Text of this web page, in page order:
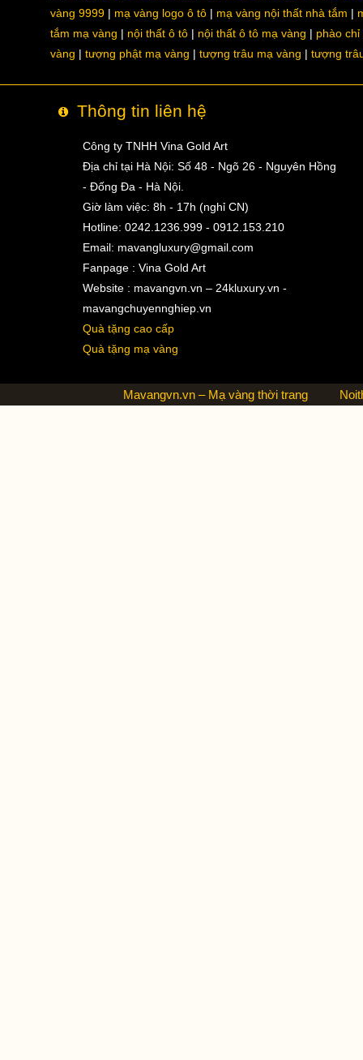
vàng 9999
mạ vàng logo ô tô mạ vàng nội thất nhà tắm
tắm mạ vàng
nội thất ô tô nội thất ô tô mạ vàng
phào chỉ
vàng
tượng phật mạ vàng tượng trâu mạ vàng tượng
Thông tin liên hệ
Công ty TNHH Vina Gold Art
Địa chỉ tại Hà Nội: Số 48 - Ngõ 26 - Nguyên Hồng
- Đống Đa - Hà Nội.
Giờ làm việc: 8h - 17h (nghỉ CN)
Hotline: 0242.1236.999 - 0912.153.210
Email: mavangluxury@gmail.com
Fanpage : Vina Gold Art
Website : mavangvn.vn – 24kluxury.vn -
mavangchuyennghiep.vn
Quà tặng cao cấp
Quà tặng mạ vàng
Mavangvn.vn – Mạ vàng thời trang